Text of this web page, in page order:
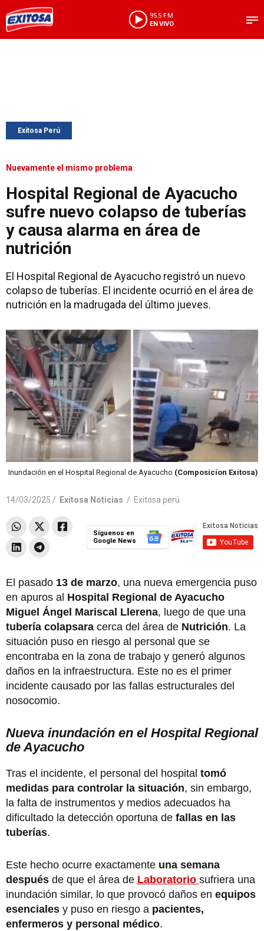
95.5 FM
EN VIVO
Exitosa Perú
Nuevamente el mismo problema
Hospital Regional de Ayacucho
sufre nuevo colapso de tuberías
y causa alarma en área de
nutrición
El Hospital Regional de Ayacucho registró un nuevo
colapso de tuberías. El incidente ocurrió en el área de
nutrición en la madrugada del último jueves.
Inundación en el Hospital Regional de Ayacucho (Composicíon Exitosa)
14/03/2025 / Exitosa Noticias / Exitosa perú
Síguenos en
Google News
El pasado 13 de marzo, una nueva emergencia puso
en apuros al Hospital Regional de Ayacucho
Miguel Ángel Mariscal Llerena, luego de que una
tubería colapsara cerca del área de Nutrición. La
situación puso en riesgo al personal que se
encontraba en la zona de trabajo y generó algunos
daños en la infraestructura. Este no es el primer
incidente causado por las fallas estructurales del
nosocomio.
Nueva inundación en el Hospital Regional
de Ayacucho
Tras el incidente, el personal del hospital tomó
medidas para controlar la situación, sin embargo,
la falta de instrumentos y medios adecuados ha
dificultado la detección oportuna de fallas en las
tuberías.
Este hecho ocurre exactamente una semana
después de que el área de Laboratorio sufriera una
inundación similar, lo que provocó daños en equipos
esenciales y puso en riesgo a pacientes,
enfermeros y personal médico.